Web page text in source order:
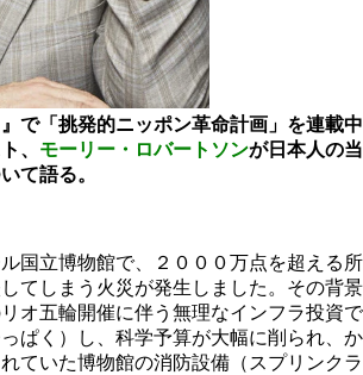
』で「挑発的ニッポン革命計画」を連載中
、 モーリー・ロバートソンが日本人の当
て語る。
国立博物館で、２０００万点を超える所
てしまう火災が発生しました。その背景
オ五輪開催に伴う無理なインフラ投資で
ぱく）し、科学予算が大幅に削られ、か
ていた博物館の消防設備（スプリンクラ